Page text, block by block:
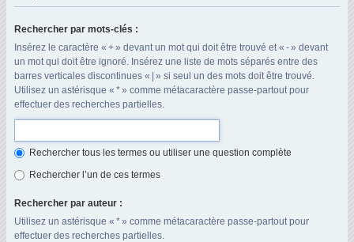
Rechercher par mots-clés :
Insérez le caractère « + » devant un mot qui doit être trouvé et « - » devant
un mot qui doit être ignoré. Insérez une liste de mots séparés entre des
barres verticales discontinues « | » si seul un des mots doit être trouvé.
Utilisez un astérisque « * » comme métacaractère passe-partout pour
effectuer des recherches partielles.
Rechercher tous les termes ou utiliser une question complète
Rechercher l’un de ces termes
Rechercher par auteur :
Utilisez un astérisque « * » comme métacaractère passe-partout pour
effectuer des recherches partielles.